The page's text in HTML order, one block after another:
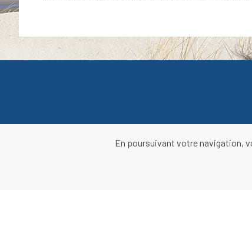
En poursuivant votre navigation,